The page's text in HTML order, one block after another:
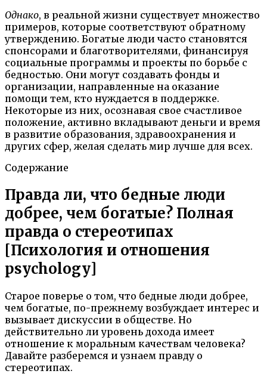
Однако, в реальной жизни существует множество
примеров, которые соответствуют обратному
утверждению. Богатые люди часто становятся
спонсорами и благотворителями, финансируя
социальные программы и проекты по борьбе с
бедностью. Они могут создавать фонды и
организации, направленные на оказание
помощи тем, кто нуждается в поддержке.
Некоторые из них, осознавая свое счастливое
положение, активно вкладывают деньги и время
в развитие образования, здравоохранения и
других сфер, желая сделать мир лучше для всех.
Содержание
Правда ли, что бедные люди
добрее, чем богатые? Полная
правда о стереотипах
[Психология и отношения
psychology]
Старое поверье о том, что бедные люди добрее,
чем богатые, по-прежнему возбуждает интерес и
вызывает дискуссии в обществе. Но
действительно ли уровень дохода имеет
отношение к моральным качествам человека?
Давайте разберемся и узнаем правду о
стереотипах.